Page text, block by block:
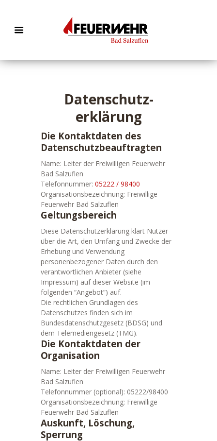
Datenschutz­
erklärung
Die Kontaktdaten des
Datenschutzbeauftragten
Name: Leiter der Freiwilligen Feuerwehr
Bad Salzuflen
Telefonnummer: 05222 / 98400
Organisationsbezeichnung: Freiwillige
Feuerwehr Bad Salzuflen
Geltungsbereich
Diese Datenschutzerklärung klärt Nutzer
über die Art, den Umfang und Zwecke der
Erhebung und Verwendung
personenbezogener Daten durch den
verantwortlichen Anbieter (siehe
Impressum) auf dieser Website (im
folgenden “Angebot”) auf.
Die rechtlichen Grundlagen des
Datenschutzes finden sich im
Bundesdatenschutzgesetz (BDSG) und
dem Telemediengesetz (TMG).
Die Kontaktdaten der
Organisation
Name: Leiter der Freiwilligen Feuerwehr
Bad Salzuflen
Telefonnummer (optional): 05222/98400
Organisationsbezeichnung: Freiwillige
Feuerwehr Bad Salzuflen
Auskunft, Löschung,
Sperrung